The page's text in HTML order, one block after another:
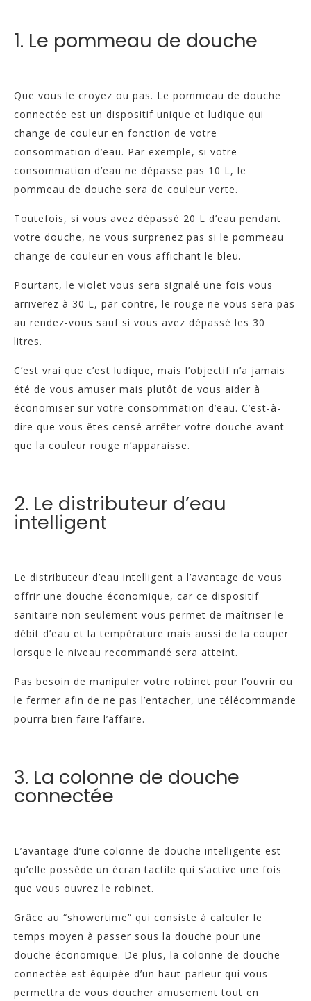
1. Le pommeau de douche
Que vous le croyez ou pas. Le pommeau de douche
connectée est un dispositif unique et ludique qui
change de couleur en fonction de votre
consommation d’eau. Par exemple, si votre
consommation d’eau ne dépasse pas 10 L, le
pommeau de douche sera de couleur verte.
Toutefois, si vous avez dépassé 20 L d’eau pendant
votre douche, ne vous surprenez pas si le pommeau
change de couleur en vous affichant le bleu.
Pourtant, le violet vous sera signalé une fois vous
arriverez à 30 L, par contre, le rouge ne vous sera pas
au rendez-vous sauf si vous avez dépassé les 30
litres.
C’est vrai que c’est ludique, mais l’objectif n’a jamais
été de vous amuser mais plutôt de vous aider à
économiser sur votre consommation d’eau. C’est-à-
dire que vous êtes censé arrêter votre douche avant
que la couleur rouge n’apparaisse.
2. Le distributeur d’eau
intelligent
Le distributeur d’eau intelligent a l’avantage de vous
offrir une douche économique, car ce dispositif
sanitaire non seulement vous permet de maîtriser le
débit d’eau et la température mais aussi de la couper
lorsque le niveau recommandé sera atteint.
Pas besoin de manipuler votre robinet pour l’ouvrir ou
le fermer afin de ne pas l’entacher, une télécommande
pourra bien faire l’affaire.
3. La colonne de douche
connectée
L’avantage d’une colonne de douche intelligente est
qu’elle possède un écran tactile qui s’active une fois
que vous ouvrez le robinet.
Grâce au “showertime” qui consiste à calculer le
temps moyen à passer sous la douche pour une
douche économique. De plus, la colonne de douche
connectée est équipée d’un haut-parleur qui vous
permettra de vous doucher amusement tout en